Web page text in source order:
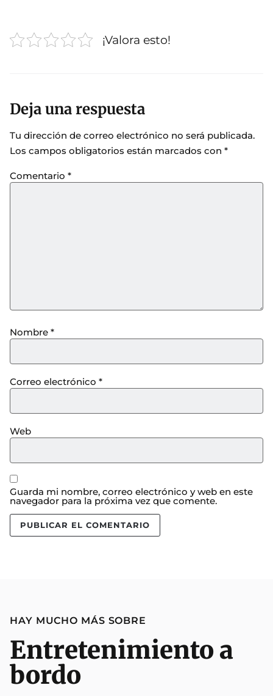
¡Valora esto!
Deja una respuesta
Tu dirección de correo electrónico no será publicada.
Los campos obligatorios están marcados con *
Comentario *
Nombre *
Correo electrónico *
Web
Guarda mi nombre, correo electrónico y web en este
navegador para la próxima vez que comente.
HAY MUCHO MÁS SOBRE
Entretenimiento a
bordo